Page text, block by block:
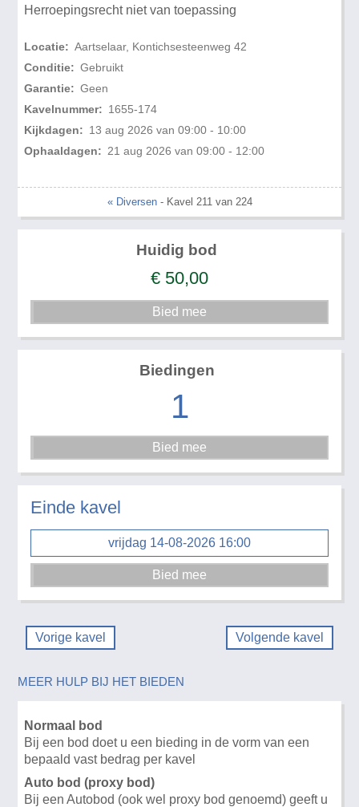
Herroepingsrecht niet van toepassing
Locatie: Aartselaar, Kontichsesteenweg 42
Conditie: Gebruikt
Garantie: Geen
Kavelnummer: 1655-174
Kijkdagen: 13 aug 2026 van 09:00 - 10:00
Ophaaldagen: 21 aug 2026 van 09:00 - 12:00
« Diversen- Kavel 211 van 224
Huidig bod
€ 50,00
Biedingen
1
Einde kavel
vrijdag 14-08-2026 16:00
Vorige kavel Volgende kavel
MEER HULP BIJ HET BIEDEN
Normaal bod
Bij een bod doet u een bieding in de vorm van een
bepaald vast bedrag per kavel
Auto bod (proxy bod)
Bij een Autobod (ook wel proxy bod genoemd) geeft u